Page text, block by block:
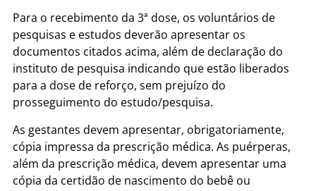
Para o recebimento da 3ª dose, os voluntários de
pesquisas e estudos deverão apresentar os
documentos citados acima, além de declaração do
instituto de pesquisa indicando que estão liberados
para a dose de reforço, sem prejuízo do
prosseguimento do estudo/pesquisa.
As gestantes devem apresentar, obrigatoriamente,
cópia impressa da prescrição médica. As puérperas,
além da prescrição médica, devem apresentar uma
cópia da certidão de nascimento do bebê ou